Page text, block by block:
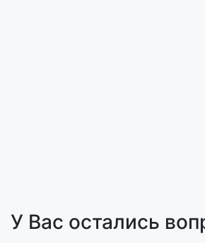
У Вас остались